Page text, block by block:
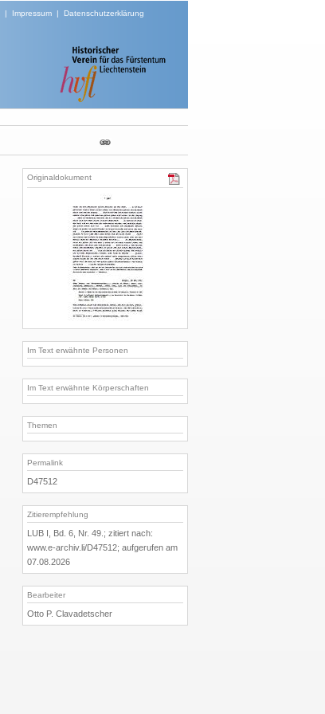
| Impressum| Datenschutzerklärung
Originaldokument
Im Text erwähnte Personen
Im Text erwähnte Körperschaften
Themen
Permalink
D47512
Zitierempfehlung
LUB I, Bd. 6, Nr. 49.; zitiert nach:
www.e-archiv.li/D47512; aufgerufen am
07.08.2026
Bearbeiter
Otto P. Clavadetscher